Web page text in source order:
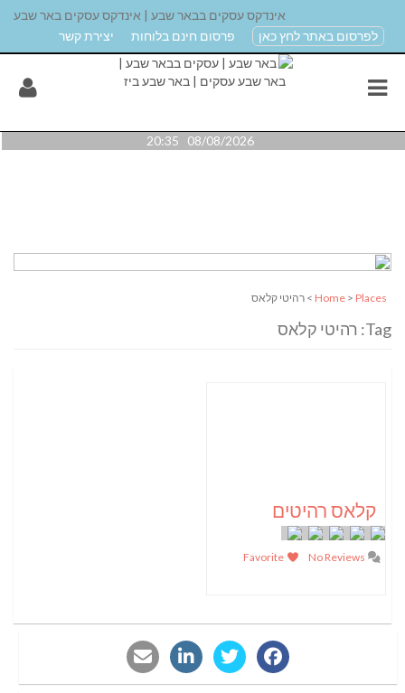
אינדקס עסקים בבאר שבע | אינדקס עסקים באר שבע
לפרסום באתר לחץ כאן
פרסום חינם בלוחות יצירת קשר
08/08/2026 20:35
Home > Places > רהיטי קלאס
Tag: רהיטי קלאס
קלאס רהיטים